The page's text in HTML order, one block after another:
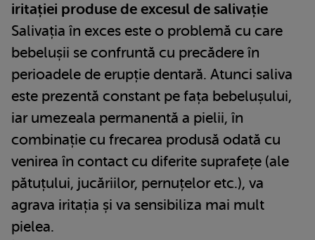
iritației produse de excesul de salivație
Salivația în exces este o problemă cu care
bebelușii se confruntă cu precădere în
perioadele de erupție dentară. Atunci saliva
este prezentă constant pe fața bebelușului,
iar umezeala permanentă a pielii, în
combinație cu frecarea produsă odată cu
venirea în contact cu diferite suprafețe (ale
pătuțului, jucăriilor, pernuțelor etc.), va
agrava iritația și va sensibiliza mai mult
pielea.